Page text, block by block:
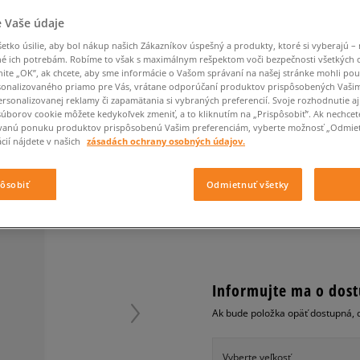
Dickies
Saucony
Clarks
Klobúky
-50 % na druhé balenie
ponožiek
Crocs
Dr. Martens
Eastpak
Empire
Ľadvinky
Rukavice
-50 % na druhé balení
ponožek
Converse
DC
Dickies
Eastpak
Fila
Jansport
Jordan
Lacoste
Nike Air Max DN8
Nike Air Force 1 LV8
Jordan 4
New Balance 530
New Balance 1906
Puma Suede XL
Puma Palermo
Klobúky
Peráčníky
PUMA RUKSAK BUZZ
unisex, ruksaky
0.0( 0)
19,95€cena s
Informujte ma o
Ak bude položka opäť dostupná,
Vyberte veľkosť
Vaše údaje
úsilie, aby bol nákup našich Zákazníkov úspešný a produkty, ktoré si vyberajú –
ich potrebám. Robíme to však s maximálnym rešpektom voči bezpečnosti všetkých
„OK”, ak chcete, aby sme informácie o Vašom správaní na našej stránke mohli
priamo pre Vás, vrátane odporúčaní produktov prispôsobených
reklamy či zapamätania si vybraných preferencií. Svoje rozhodnutie
cookie môžete kedykoľvek zmeniť, a to kliknutím na „Prispôsobiť”. Ak
ponuku produktov prispôsobenú Vašim preferenciám, vyberte možnosť
nájdete v našich zásadách ochrany osobných údajov.
Odmietnuť všetky